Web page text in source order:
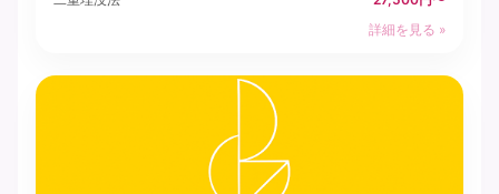
詳細を見る »